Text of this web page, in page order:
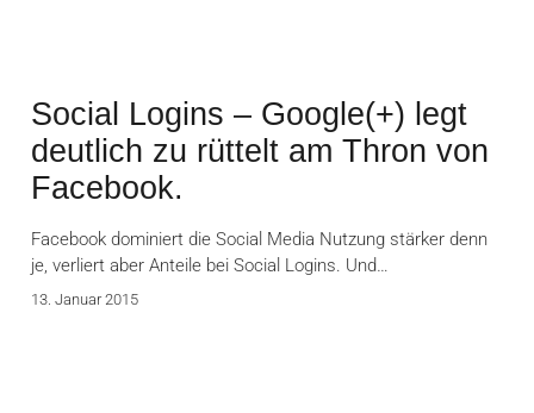
Social Logins – Google(+) legt
deutlich zu rüttelt am Thron von
Facebook.
Facebook dominiert die Social Media Nutzung stärker denn
je, verliert aber Anteile bei Social Logins. Und…
13. Januar 2015